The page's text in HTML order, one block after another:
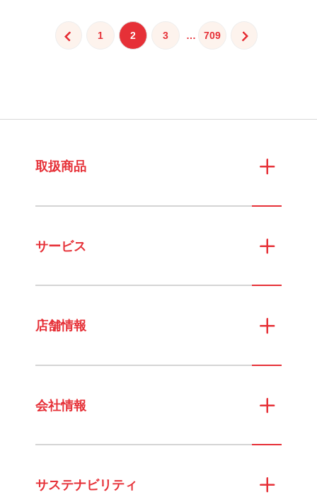
り
1 2 3 … 709
取扱商品
サービス
店舗情報
会社情報
サステナビリティ